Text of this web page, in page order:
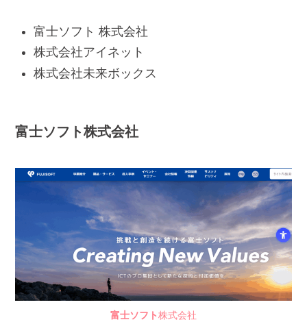
富士ソフト 株式会社
株式会社アイネット
株式会社未来ボックス
富士ソフト株式会社
富士ソフト株式会社